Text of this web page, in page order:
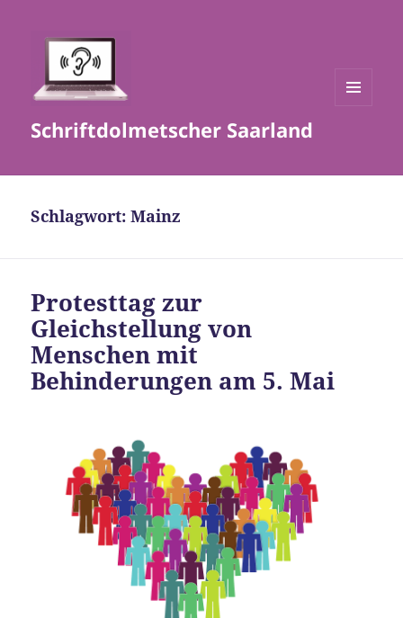
Schriftdolmetscher Saarland
Schlagwort:Mainz
Protesttag zur
Gleichstellung von
Menschen mit
Behinderungen am 5. Mai